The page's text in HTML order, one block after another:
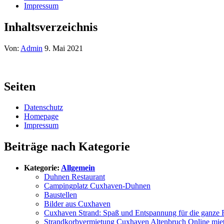
Impressum
Inhaltsverzeichnis
Von: Admin 9. Mai 2021
Seiten
Datenschutz
Homepage
Impressum
Beiträge nach Kategorie
Kategorie: Allgemein
Duhnen Restaurant
Campingplatz Cuxhaven-Duhnen
Baustellen
Bilder aus Cuxhaven
Cuxhaven Strand: Spaß und Entspannung für die ganze
Strandkorbvermietung Cuxhaven Altenbruch Online